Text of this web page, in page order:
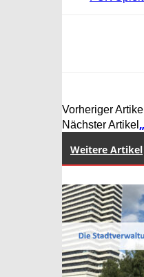
Vorheriger Artikel
Nächster Artikel
Weitere Artikel